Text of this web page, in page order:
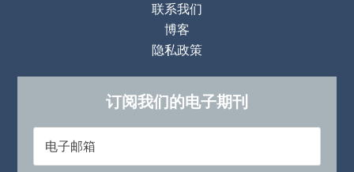
联系我们
博客
隐私政策
订阅我们的电子期刊